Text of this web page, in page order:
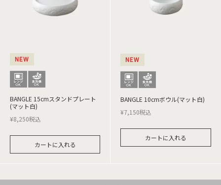
NEW
BANGLE 15cmスタンドプレート
(マット白)
¥8,250税込
カートに入れる
NEW
BANGLE 10cmボウル(マット白)
¥7,150税込
カートに入れる